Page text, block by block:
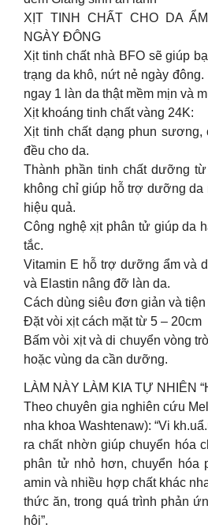
XỊT TINH CHẤT CHO DA
NGÀY ĐÔNG
Xịt tinh chất nhà BFO sẽ giúp
trạng da khô, nứt nẻ ngày
ngay 1 làn da thật mềm mịn và
Xịt khoáng tinh chất vàng 24K:
Xịt tinh chất dạng phun sương,
đều cho da.
Thành phần tinh chất dưỡng
không chỉ giúp hỗ trợ dưỡng da
hiệu quả.
Công nghệ xịt phân tử giúp da
tắc.
Vitamin E hỗ trợ dưỡng ẩm và
và Elastin nâng đỡ làn da.
Cách dùng siêu đơn giản và
Đặt vòi xịt cách mặt từ 5 – 20cm
Bấm vòi xịt và di chuyển vòng
hoặc vùng da cần dưỡng.
LÀM NÀY LÀM KIA TỰ NHIÊN
Theo chuyên gia nghiên cứu
nha khoa Washtenaw): “Vi
ra chất nhờn giúp chuyển hóa
phân tử nhỏ hơn, chuyển hóa
amin và nhiều hợp chất khác
thức ăn, trong quá trình phản
hôi”.